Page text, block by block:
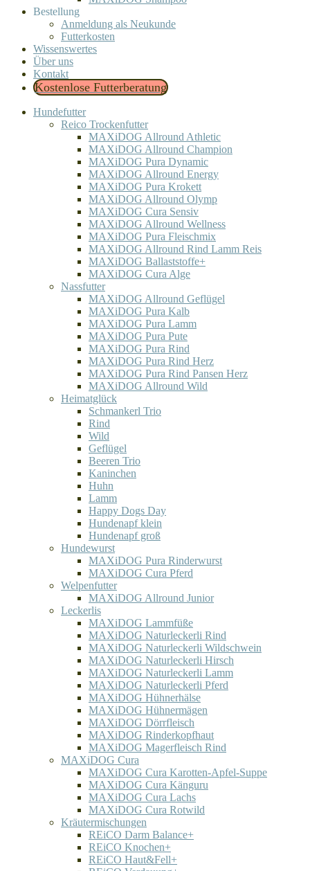
Bestellung
Anmeldung als Neukunde
Futterkosten
Wissenswertes
Über uns
Kontakt
Kostenlose Futterberatung
Hundefutter
Reico Trockenfutter
MAXiDOG Allround Athletic
MAXiDOG Allround Champion
MAXiDOG Pura Dynamic
MAXiDOG Allround Energy
MAXiDOG Pura Krokett
MAXiDOG Allround Olymp
MAXiDOG Cura Sensiv
MAXiDOG Allround Wellness
MAXiDOG Pura Fleischmix
MAXiDOG Allround Rind Lamm Reis
MAXiDOG Ballaststoffe+
MAXiDOG Cura Alge
Nassfutter
MAXiDOG Allround Geflügel
MAXiDOG Pura Kalb
MAXiDOG Pura Lamm
MAXiDOG Pura Pute
MAXiDOG Pura Rind
MAXiDOG Pura Rind Herz
MAXiDOG Pura Rind Pansen Herz
MAXiDOG Allround Wild
Heimatglück
Schmankerl Trio
Rind
Wild
Geflügel
Beeren Trio
Kaninchen
Huhn
Lamm
Happy Dogs Day
Hundenapf klein
Hundenapf groß
Hundewurst
MAXiDOG Pura Rinderwurst
MAXiDOG Cura Pferd
Welpenfutter
MAXiDOG Allround Junior
Leckerlis
MAXiDOG Lammfüße
MAXiDOG Naturleckerli Rind
MAXiDOG Naturleckerli Wildschwein
MAXiDOG Naturleckerli Hirsch
MAXiDOG Naturleckerli Lamm
MAXiDOG Naturleckerli Pferd
MAXiDOG Hühnerhälse
MAXiDOG Hühnermägen
MAXiDOG Dörrfleisch
MAXiDOG Rinderkopfhaut
MAXiDOG Magerfleisch Rind
MAXiDOG Cura
MAXiDOG Cura Karotten-Apfel-Suppe
MAXiDOG Cura Känguru
MAXiDOG Cura Lachs
MAXiDOG Cura Rotwild
Kräutermischungen
REiCO Darm Balance+
REiCO Knochen+
REiCO Haut&Fell+